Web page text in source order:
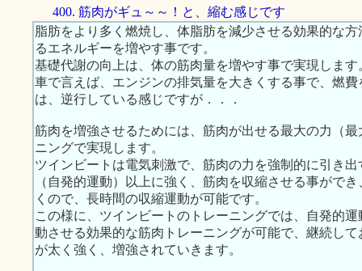
400. 筋肉がギュ～～！と、縮む感じです
脂肪をより多く燃焼し、体脂肪を減少させる効果的な
るエネルギーを増やす事です。
基礎代謝の向上は、体の筋肉量を増やす事で実現します
車で言えば、エンジンの排気量を大きくする事で、燃
は、逆行している感じですが．．．
筋肉を増強させるためには、筋肉が出せる最大の力（
ニングで実現します。
ツインビートは電気刺激で、筋肉の力を強制的に引き
（自発的運動）以上に強く、筋肉を収縮させる事がで
くので、長時間の収縮運動が可能です。
この様に、ツインビートのトレーニングでは、自発的
動させる効果的な筋肉トレーニングが可能で、継続し
が太く強く、増強されていきます。